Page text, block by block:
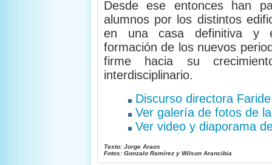
Desde ese entonces han
alumnos por los distintos
en una casa definitiva y
formación de los nuevos
firme hacia su
interdisciplinario.
Discurso directora
Ver galería de fotos de
Ver video y diaporama
Texto: Jorge Araos
Fotos: Gonzalo Ramírez y Wilson Arancibia